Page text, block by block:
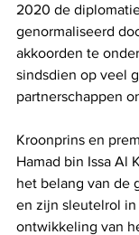
2020 de
genormaliseerd
akkoorden te
sindsdien op veel
partnerschappen
Kroonprins en
Hamad bin Issa Al
het belang van de
en zijn sleutelrol
ontwikkeling van